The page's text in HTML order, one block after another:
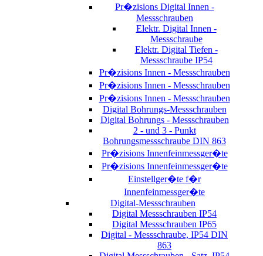
Pr�zisions Digital Innen -
Messschrauben
Elektr. Digital Innen -
Messschraube
Elektr. Digital Tiefen -
Messschraube IP54
Pr�zisions Innen - Messschrauben
Pr�zisions Innen - Messschrauben
Pr�zisions Innen - Messschrauben
Digital Bohrungs-Messschrauben
Digital Bohrungs - Messschrauben
2 - und 3 - Punkt
Bohrungsmessschraube DIN 863
Pr�zisions Innenfeinmessger�te
Pr�zisions Innenfeinmessger�te
Einstellger�te f�r
Innenfeinmessger�te
Digital-Messschrauben
Digital Messschrauben IP54
Digital Messschrauben IP65
Digital - Messschraube, IP54 DIN
863